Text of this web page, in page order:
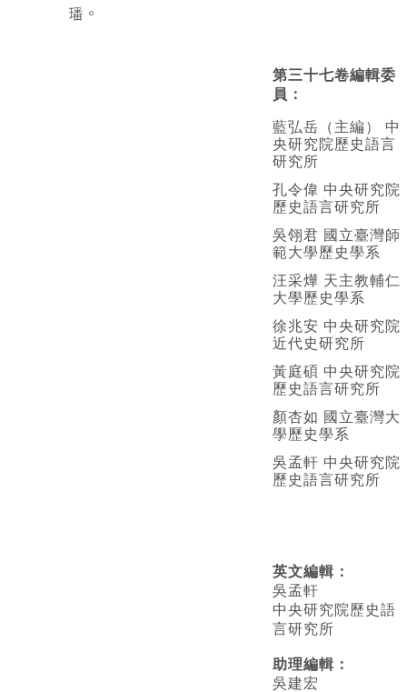
璠。
第三十七卷編輯委
員：
藍弘岳（主編） 中
央研究院歷史語言
研究所
孔令偉 中央研究院
歷史語言研究所
吳翎君 國立臺灣師
範大學歷史學系
汪采燁 天主教輔仁
大學歷史學系
徐兆安 中央研究院
近代史研究所
黃庭碩 中央研究院
歷史語言研究所
顏杏如 國立臺灣大
學歷史學系
吳孟軒 中央研究院
歷史語言研究所
英文編輯 ：
吳孟軒
中央研究院歷史語
言研究所
助理編輯：
吳建宏